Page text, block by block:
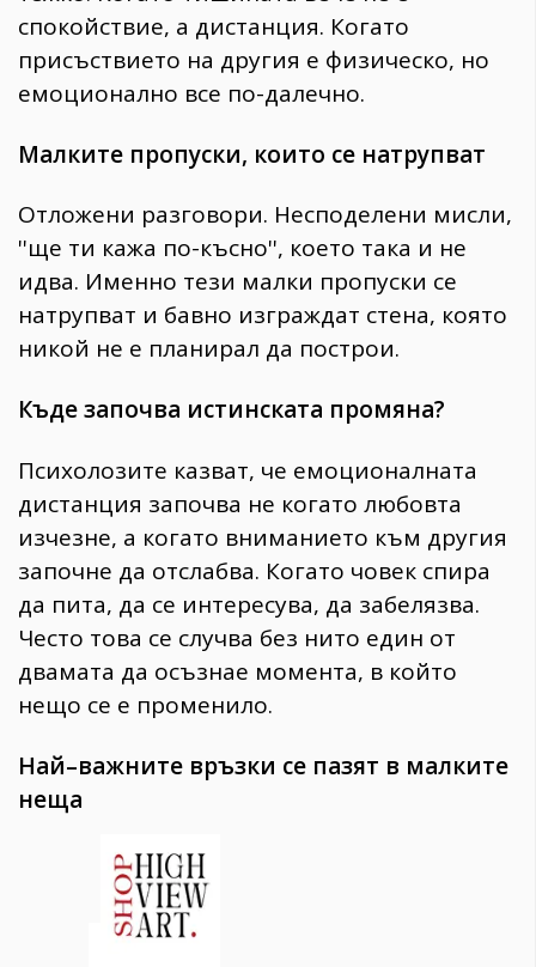
спокойствие, а дистанция. Когато
присъствието на другия е физическо, но
емоционално все по-далечно.
Малките пропуски, които се натрупват
Отложени разговори. Несподелени мисли,
''ще ти кажа по-късно'', което така и не
идва. Именно тези малки пропуски се
натрупват и бавно изграждат стена, която
никой не е планирал да построи.
Къде започва истинската промяна?
Психолозите казват, че емоционалната
дистанция започва не когато любовта
изчезне, а когато вниманието към другия
започне да отслабва. Когато човек спира
да пита, да се интересува, да забелязва.
Често това се случва без нито един от
двамата да осъзнае момента, в който
нещо се е променило.
Най–важните връзки се пазят в малките
неща